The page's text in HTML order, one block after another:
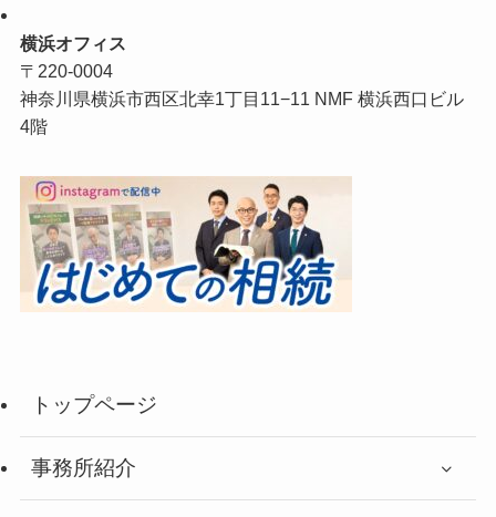
横浜オフィス
〒220-0004
神奈川県横浜市西区北幸1丁目11−11 NMF 横浜西口ビル
4階
トップページ
事務所紹介